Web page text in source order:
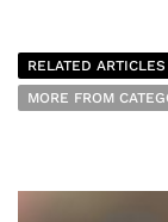
RELATED ARTICLES
MORE FROM